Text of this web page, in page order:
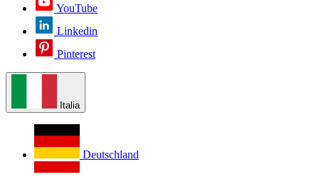
YouTube
Linkedin
Pinterest
Italia
Deutschland